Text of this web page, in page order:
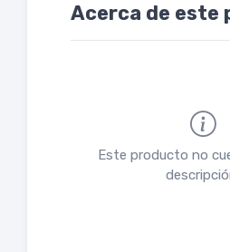
Acerca de este
Este producto no